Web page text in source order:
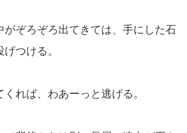
がぞろぞろ出てきては、手にした石
つける。
れば、わあーっと逃げる。